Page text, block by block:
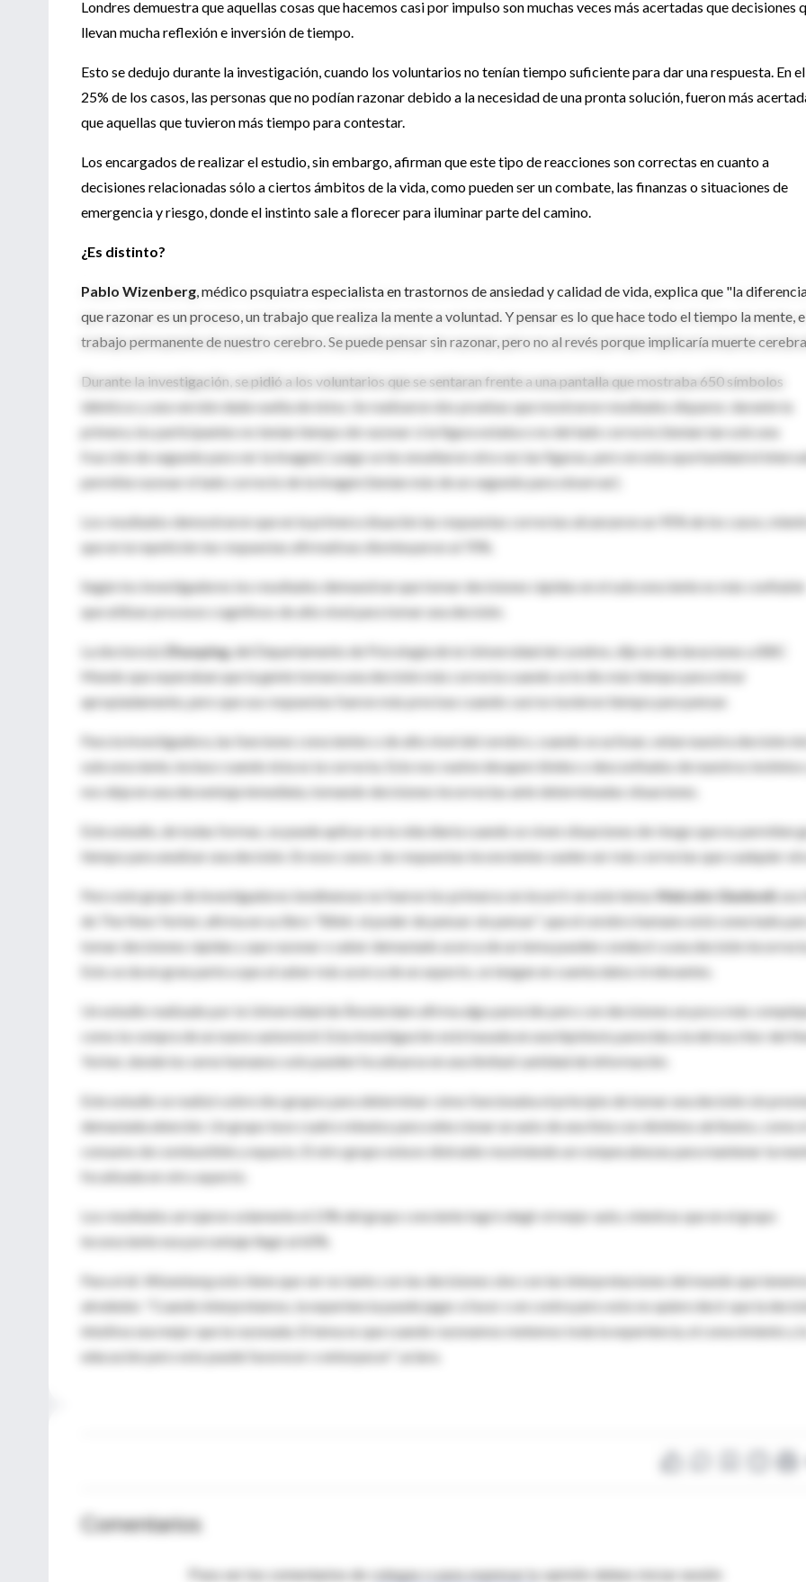
Londres demuestra que aquellas cosas que hacemos casi por impulso son muchas veces más acertadas que decisiones
llevan mucha reflexión e inversión de tiempo.
Esto se dedujo durante la investigación, cuando los voluntarios no tenían tiempo suficiente para dar una respuesta. En el
25% de los casos, las personas que no podían razonar debido a la necesidad de una pronta solución, fueron más
que aquellas que tuvieron más tiempo para contestar.
Los encargados de realizar el estudio, sin embargo, afirman que este tipo de reacciones son correctas en cuanto a
decisiones relacionadas sólo a ciertos ámbitos de la vida, como pueden ser un combate, las finanzas o situaciones de
emergencia y riesgo, donde el instinto sale a florecer para iluminar parte del camino.
¿Es distinto?
Pablo Wizenberg , médico psquiatra especialista en trastornos de ansiedad y calidad de vida, explica que "la
que razonar es un proceso, un trabajo que realiza la mente a voluntad. Y pensar es lo que hace todo el tiempo la mente,
trabajo permanente de nuestro cerebro. Se puede pensar sin razonar, pero no al revés porque implicaría muerte
Durante la investigación, se pidió a los voluntarios que se sentaran frente a una pantalla que mostraba 650 símbolos
idénticos y una versión dada vuelta de éstos. Se realizaron dos pruebas que mostraron resultados dispares: durante la
primera, los participantes no tenían tiempo de razonar si la figura estaba o no del lado correcto (tenían tan solo una
fracción de segundo para ver la imagen). Luego se les enseñaron otra vez las figuras, pero en esta oportunidad el
permitía razonar el lado correcto de la imagen (tenían más de un segundo para observar).
Los resultados demostraron que en la primera situación las respuestas correctas alcanzaron un 95% de los casos,
que en la repetición las respuestas afirmativas disminuyeron al 70%.
Según los investigadores los resultados demuestran que tomar decisiones rápidas en el subconsciente es más confiable
que utilizar procesos cognitivos de alto nivel para tomar una decisión.
La doctoraLi Zhaoping, del Departamento de Psicología de la Universidad de Londres, dijo en declaraciones a BBC
Mundo que esperaban que la gente tomara una decisión más correcta cuando se le dio más tiempo para mirar
apropiadamente, pero que sus respuestas fueron más precisas cuando casi no tuvieron tiempo para pensar.
Para la investigadora, las funciones conscientes o de alto nivel del cerebro, cuando se activan, vetan nuestra decisión
subconsciente, incluso cuando ésta es la correcta. Esto nos vuelve desapercibidos o desconfiados de nuestros instintos y
nos deja en una desventaja inmediata, tomando decisiones incorrectas ante determinadas situaciones.
Este estudio, de todas formas, se puede aplicar en la vida diaria cuando se viven situaciones de riesgo que no permiten
tiempo para analizar una decisión. En esos casos, las respuestas inconcientes suelen ser más correctas que cualquier
Pero este grupo de investigadores londinenses no fueron los primeros en incurrir en este tema: Malcolm Gladwell,
de The New Yorker, afirma en su libro "Blink: el poder de pensar sin pensar", que el cerebro humano está conectado
tomar decisiones rápidas y que razonar o saber demasiado acerca de un tema pueden conducir a una decisión
Esto se da en gran parte a que al saber más acerca de un aspecto, se tengan en cuenta datos irrelevantes.
Un estudio realizado por la Universidad de Ámsterdam afirma algo parecido pero con decisiones un poco más
como la compra de un nuevo automóvil. Esta investigación está basada en una hipótesis parecida a la del escritor del
Yorker, donde los seres humanos solo pueden focalizarse en una limitad cantidad de información.
Este estudio se realizó sobre dos grupos para determinar cómo funcionaba el principio de tomar una decisión sin
demasiada atención. Un grupo tuvo cuatro minutos para seleccionar un auto de una lista con distintos atributos, como el
consumo de combustible y espacio. El otro grupo estuvo distraído resolviendo un rompecabezas para mantener la
focalizada en otro aspecto.
Los resultados arrojaron solamente el 23% del grupo conciente logró elegir el mejor auto, mientras que en el grupo
inconsciente ese porcentaje llegó al 60%.
Para el dr. Wizenberg esto tiene que ver no tanto con las decisiones sino con las interpretaciones del mundo que
alrededor. "Cuando interpretamos, la experiencia puede jugar a favor o en contra pero esto no quiere decir que la
intuitiva sea mejor que la razonada. El tema es que cuando razonamos metemos toda la experiencia, el conocimiento y la
educación pero esto puede favorecer o entorpecer", aclara.
Comentarios
Para ver los comentarios de colegas o para expresar tu opinión debes iniciar sesión